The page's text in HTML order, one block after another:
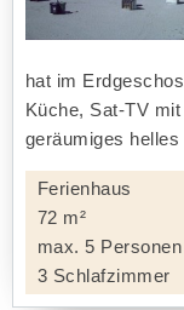
hat im
Küche, Sat-TV
geräumiges
Ferienhaus
72 m²
max. 5 Personen
3 Schlafzimmer